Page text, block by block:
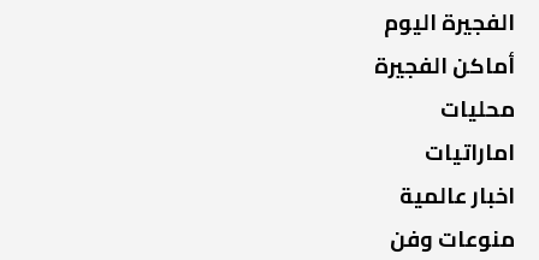
الفجيرة اليوم
أماكن الفجيرة
محليات
اماراتيات
اخبار عالمية
منوعات وفن